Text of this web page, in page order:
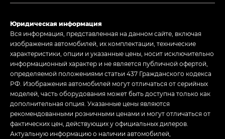
Юридическая информация
Вся информация, представленная на данном сайте, включая
изображения автомобилей, их комплектации, технические
характеристики, опции и указанные цены, носит исключительно
информационный характер и не является публичной офертой,
определяемой положениями статьи 437 Гражданского кодекса
РФ. Изображения автомобилей могут отличаться от серийных
моделей, часть оборудования может быть доступна только как
дополнительная опция. Указанные цены являются
рекомендованными розничными ценами и могут отличаться от
фактических цен, действующих у официальных дилеров.
Актуальную информацию о наличии автомобилей,